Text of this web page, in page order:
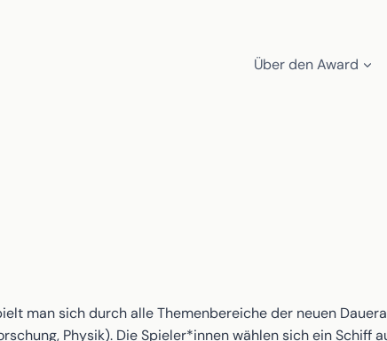
Über den Award
man sich durch alle Themenbereiche der neuen
Physik). Die Spieler*innen wählen sich ein Schiff